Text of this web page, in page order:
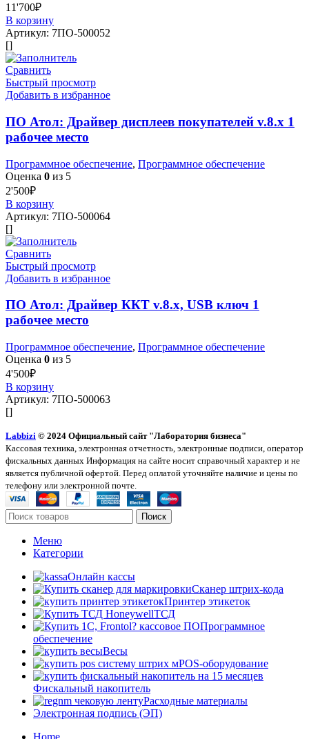
11'700₽
В корзину
Артикул: 7ПО-500052
[]
Сравнить
Быстрый просмотр
Добавить в избранное
ПО Атол: Драйвер дисплеев покупателей v.8.x 1
рабочее место
Программное обеспечение, Программное обеспечение
Оценка 0 из 5
2'500₽
В корзину
Артикул: 7ПО-500064
[]
Сравнить
Быстрый просмотр
Добавить в избранное
ПО Атол: Драйвер ККT v.8.x, USB ключ 1
рабочее место
Программное обеспечение, Программное обеспечение
Оценка 0 из 5
4'500₽
В корзину
Артикул: 7ПО-500063
[]
Labbizi © 2024 Официальный сайт "Лаборатория бизнеса"
Кассовая техника, электронная отчетность, электронные подписи, оператор
фискальных данных Информация на сайте носит справочный характер и не
является публичной офертой. Перед оплатой уточняйте наличие и цены по
телефону или электронной почте.
Поиск
Меню
Категории
Онлайн кассы
Сканер штрих-кода
Принтер этикеток
ТСД
Программное
обеспечение
Весы
POS-оборудование
Фискальный накопитель
Расходные материалы
Электронная подпись (ЭП)